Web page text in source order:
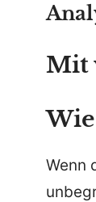
Mit
Wenn